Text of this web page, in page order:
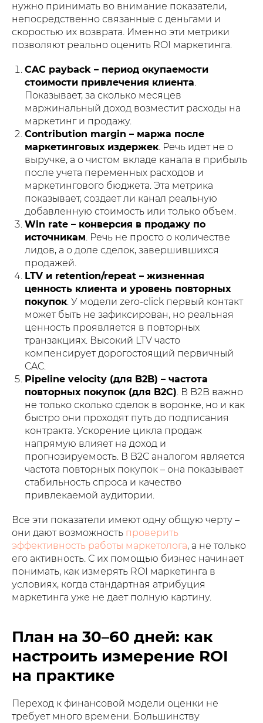
нужно принимать во внимание показатели,
непосредственно связанные с деньгами и
скоростью их возврата. Именно эти метрики
позволяют реально оценить ROI маркетинга.
CAC payback – период окупаемости
стоимости привлечения клиента.
Показывает, за сколько месяцев
маржинальный доход возместит расходы на
маркетинг и продажу.
Contribution margin – маржа после
маркетинговых издержек. Речь идет не о
выручке, а о чистом вкладе канала в прибыль
после учета переменных расходов и
маркетингового бюджета. Эта метрика
показывает, создает ли канал реальную
добавленную стоимость или только объем.
Win rate – конверсия в продажу по
источникам. Речь не просто о количестве
лидов, а о доле сделок, завершившихся
продажей.
LTV и retention/repeat – жизненная
ценность клиента и уровень повторных
покупок. У модели zero-click первый контакт
может быть не зафиксирован, но реальная
ценность проявляется в повторных
транзакциях. Высокий LTV часто
компенсирует дорогостоящий первичный
CAC.
Pipeline velocity (для B2B) – частота
повторных покупок (для B2C). В B2B важно
не только сколько сделок в воронке, но и как
быстро они проходят путь до подписания
контракта. Ускорение цикла продаж
напрямую влияет на доход и
прогнозируемость. В B2C аналогом является
частота повторных покупок – она показывает
стабильность спроса и качество
привлекаемой аудитории.
Все эти показатели имеют одну общую черту –
они дают возможность проверить
эффективность работы маркетолога, а не только
его активность. С их помощью бизнес начинает
понимать, как измерять ROI маркетинга в
условиях, когда стандартная атрибуция
маркетинга уже не дает полную картину.
План на 30–60 дней: как
настроить измерение ROI
на практике
Переход к финансовой модели оценки не
требует много времени. Большинству